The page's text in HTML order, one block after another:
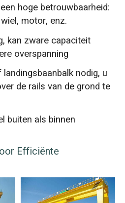
hoge betrouwbaarheid:
motor, enz.
kan zware capaciteit
overspanning
nodig, u
de rails van de grond te
buiten als binnen
Efficiënte